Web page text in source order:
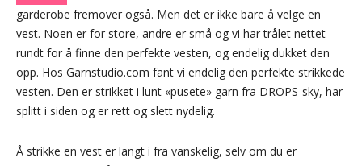
garderobe fremover også. Men det er ikke bare å velge en
vest. Noen er for store, andre er små og vi har trålet nettet
rundt for å finne den perfekte vesten, og endelig dukket den
opp. Hos Garnstudio.com fant vi endelig den perfekte strikkede
vesten. Den er strikket i lunt «pusete» garn fra DROPS-sky, har
splitt i siden og er rett og slett nydelig.
Å strikke en vest er langt i fra vanskelig, selv om du er